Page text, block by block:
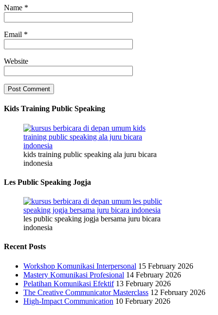
Name *
Email *
Website
Kids Training Public Speaking
kids training public speaking ala juru bicara
indonesia
Les Public Speaking Jogja
les public speaking jogja bersama juru bicara
indonesia
Recent Posts
Workshop Komunikasi Interpersonal 15 February 2026
Mastery Komunikasi Profesional 14 February 2026
Pelatihan Komunikasi Efektif 13 February 2026
The Creative Communicator Masterclass 12 February 2026
High-Impact Communication 10 February 2026